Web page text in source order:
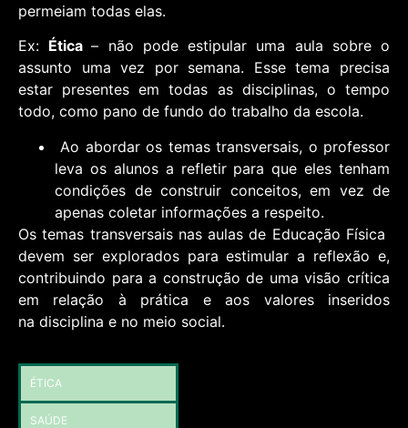
permeiam todas elas.
Ex: Ética– não pode estipular uma aula sobre o
assunto uma vez por semana. Esse tema precisa
estar presentes em todas as disciplinas, o tempo
todo, como pano de fundo do trabalho da escola.
Ao abordar os temas transversais, o professor
leva os alunos a refletir para que eles tenham
condições de construir conceitos, em vez de
apenas coletar informações a respeito.
Os temas transversais nas aulas de Educação Física
devem ser explorados para estimular a reflexão e,
contribuindo para a construção de uma visão crítica
em relação à prática e aos valores inseridos
na disciplina e no meio social.
ÉTICA
SAÚDE